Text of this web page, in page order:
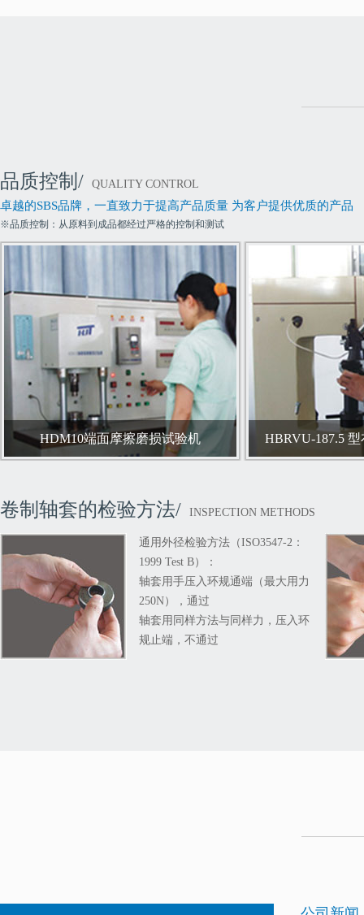
品质控制/ QUALITY CONTROL
卓越的SBS品牌，一直致力于提高产品质量 为客户提供优质的产品
※品质控制：从原料到成品都经过严格的控制和测试
HDM10端面摩擦磨损试验机 HBRVU-187.5
卷制轴套的检验方法/ INSPECTION METHODS
通用外径检验方法（ISO3547-2：
1999 Test B）：
轴套用手压入环规通端（最大用力
250N），通过
轴套用同样方法与同样力，压入环
规止端，不通过